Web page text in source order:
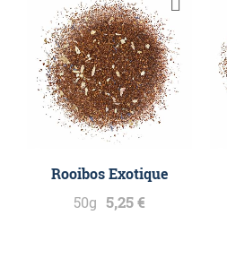
Rooibos Exotique
50g 5,25 €